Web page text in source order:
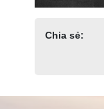
Chia sẻ: